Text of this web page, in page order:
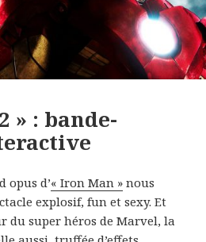
» : bande-
opus d’« Iron Man » nous
explosif, fun et sexy. Et
du super héros de Marvel, la